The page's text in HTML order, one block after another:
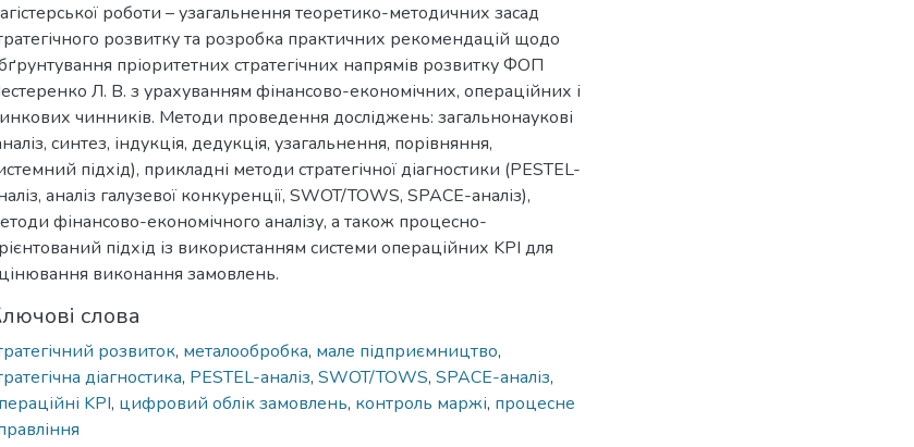
роботи – узагальнення теоретико-методичних засад
розвитку та розробка практичних рекомендацій щодо
пріоритетних стратегічних напрямів розвитку ФОП
Л. В. з урахуванням фінансово-економічних, операційних і
чинників. Методи проведення досліджень: загальнонаукові
синтез, індукція, дедукція, узагальнення, порівняння,
підхід), прикладні методи стратегічної діагностики (PESTEL-
аналіз галузевої конкуренції, SWOT/TOWS, SPACE-аналіз),
фінансово-економічного аналізу, а також процесно-
підхід із використанням системи операційних KPI для
виконання замовлень.
слова
розвиток, металообробка, мале підприємництво,
діагностика, PESTEL-аналіз, SWOT/TOWS, SPACE-аналіз,
KPI, цифровий облік замовлень, контроль маржі, процесне